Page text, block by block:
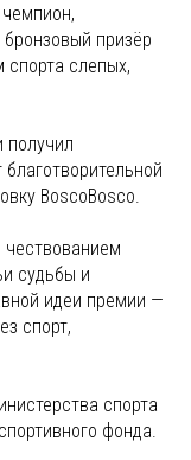
призёр
слепых,
BoscoBosco.
судьбы и
идеи премии —
спорт,
спорта
фонда.